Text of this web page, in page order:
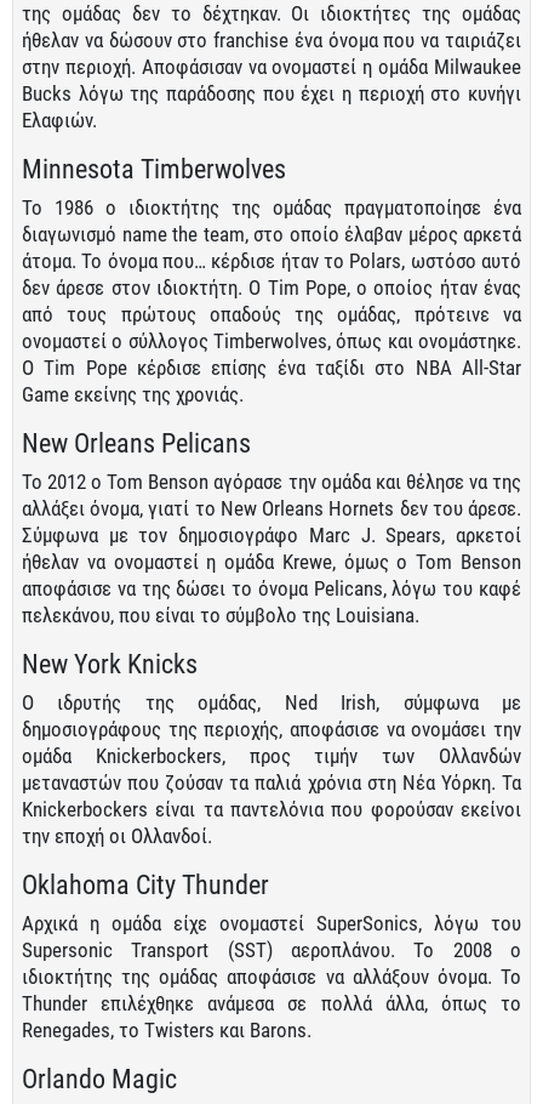
της ομάδας δεν το δέχτηκαν. Οι ιδιοκτήτες της ομάδας
ήθελαν να δώσουν στο franchise ένα όνομα που να ταιριάζει
στην περιοχή. Αποφάσισαν να ονομαστεί η ομάδα Milwaukee
Bucks λόγω της παράδοσης που έχει η περιοχή στο κυνήγι
Ελαφιών.
Minnesota Timberwolves
Το 1986 ο ιδιοκτήτης της ομάδας πραγματοποίησε ένα
διαγωνισμό name the team, στο οποίο έλαβαν μέρος αρκετά
άτομα. Το όνομα που… κέρδισε ήταν το Polars, ωστόσο αυτό
δεν άρεσε στον ιδιοκτήτη. Ο Tim Pope, ο οποίος ήταν ένας
από τους πρώτους οπαδούς της ομάδας, πρότεινε να
ονομαστεί ο σύλλογος Timberwolves, όπως και ονομάστηκε.
Ο Tim Pope κέρδισε επίσης ένα ταξίδι στο NBA All-Star
Game εκείνης της χρονιάς.
New Orleans Pelicans
Το 2012 ο Tom Benson αγόρασε την ομάδα και θέλησε να της
αλλάξει όνομα, γιατί το New Orleans Hornets δεν του άρεσε.
Σύμφωνα με τον δημοσιογράφο Marc J. Spears, αρκετοί
ήθελαν να ονομαστεί η ομάδα Krewe, όμως ο Tom Benson
αποφάσισε να της δώσει το όνομα Pelicans, λόγω του καφέ
πελεκάνου, που είναι το σύμβολο της Louisiana.
New York Knicks
Ο ιδρυτής της ομάδας, Ned Irish, σύμφωνα με
δημοσιογράφους της περιοχής, αποφάσισε να ονομάσει την
ομάδα Knickerbockers, προς τιμήν των Ολλανδών
μεταναστών που ζούσαν τα παλιά χρόνια στη Νέα Υόρκη. Τα
Knickerbockers είναι τα παντελόνια που φορούσαν εκείνοι
την εποχή οι Ολλανδοί.
Oklahoma City Thunder
Αρχικά η ομάδα είχε ονομαστεί SuperSonics, λόγω του
Supersonic Transport (SST) αεροπλάνου. Το 2008 ο
ιδιοκτήτης της ομάδας αποφάσισε να αλλάξουν όνομα. Το
Thunder επιλέχθηκε ανάμεσα σε πολλά άλλα, όπως το
Renegades, το Twisters και Barons.
Orlando Magic